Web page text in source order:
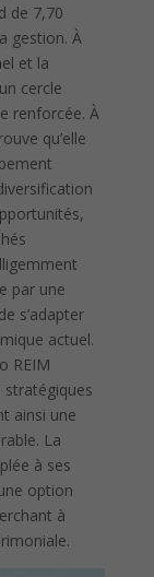
de 7,70
gestion. À
et la
cercle
renforcée. À
qu’elle
par une
s’adapter
actuel.
REIM
stratégiques
ainsi une
La
à ses
option
à